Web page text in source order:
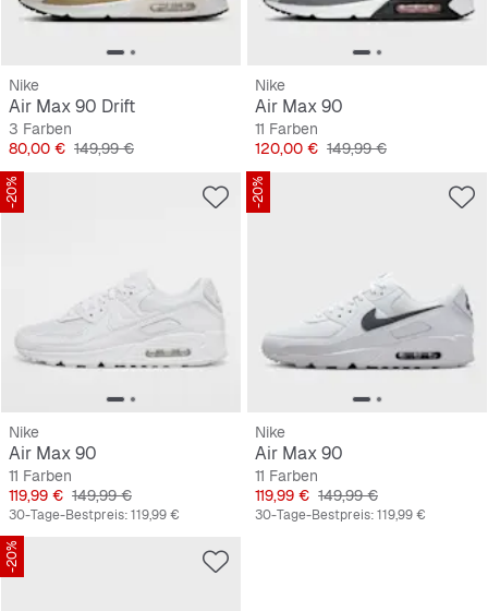
Nike
Air Max 90 Drift
3 Farben
Preis
80,00 € Originalpreis
149,99 €
Nike
Air Max 90
11 Farben
Preis
120,00 € Originalpreis
149,99 €
-20%
Nike
Air Max 90
11 Farben
Preis
119,99 € Originalpreis
149,99 €
30-Tage-Bestpreis:119,99 €
-20%
Nike
Air Max 90
11 Farben
Preis
119,99 € Originalpreis
149,99 €
30-Tage-Bestpreis:119,99 €
-20%